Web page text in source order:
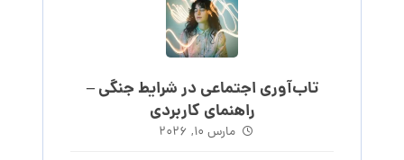
تاب‌آوری اجتماعی در شرایط جنگی –
راهنمای کاربردی
مارس ۱۰, ۲۰۲۶